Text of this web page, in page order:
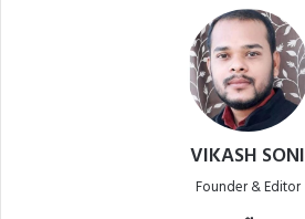
VIKASH SONI
Founder & Editor